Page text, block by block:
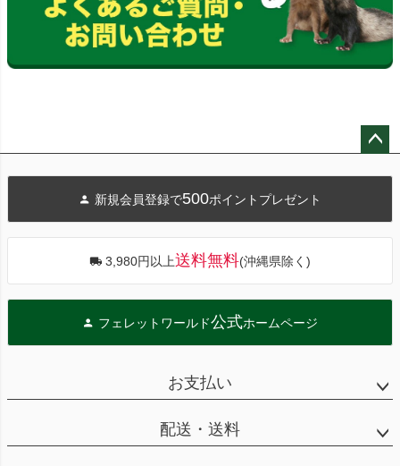
へ
新規会員登録で500ポイントプレゼント
3,980円以上送料無料(沖縄県除く)
フェレットワールド公式ホームページ
お支払い
配送・送料